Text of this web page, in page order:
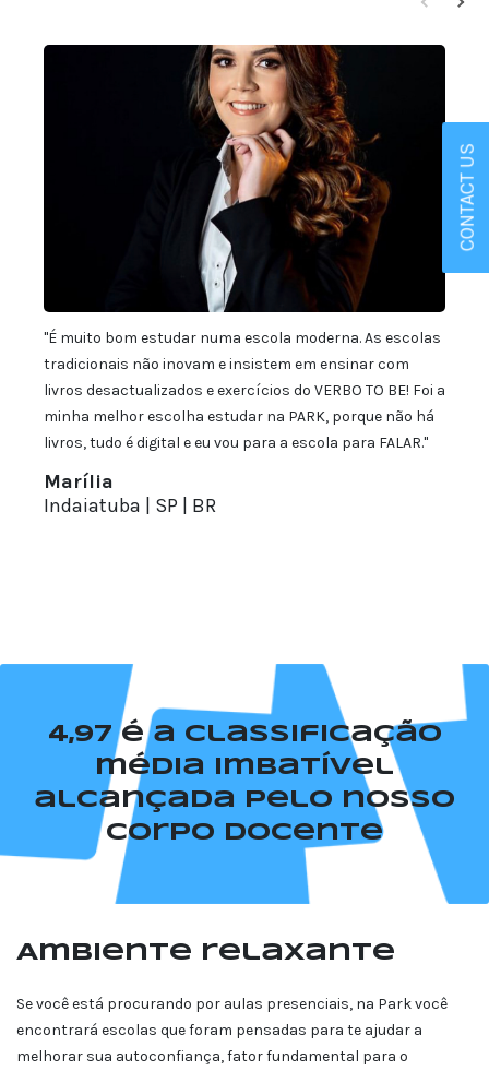
CONTACT US
"É muito bom estudar numa escola moderna. As escolas
tradicionais não inovam e insistem em ensinar com
livros desactualizados e exercícios do VERBO TO BE! Foi a
minha melhor escolha estudar na PARK, porque não há
livros, tudo é digital e eu vou para a escola para FALAR."
Marília
Indaiatuba | SP | BR
4,97 é a classificação
média imbatível
alcançada pelo nosso
corpo docente
Ambiente relaxante
Se você está procurando por aulas presenciais, na Park você
encontrará escolas que foram pensadas para te ajudar a
melhorar sua autoconfiança, fator fundamental para o